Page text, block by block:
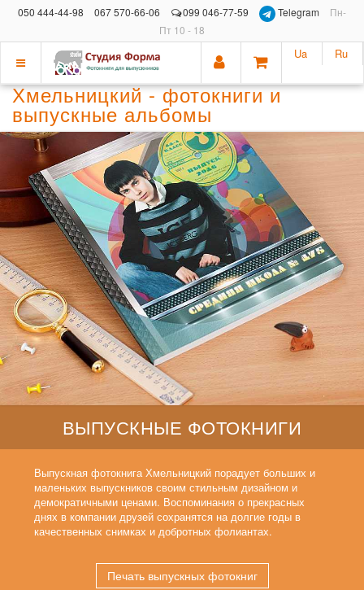
050 444-44-98 067 570-66-06 099 046-77-59 Telegram
Пн-
Пт 10 - 18
Показать
меню
Ua Ru
Хмельницкий - фотокниги и
выпускные альбомы
ВЫПУСКНЫЕ ФОТОКНИГИ
Выпускная фотокнига Хмельницкий порадует больших и
маленьких выпускников своим стильным дизайном и
демократичными ценами. Воспоминания о прекрасных
днях в компании друзей сохранятся на долгие годы в
качественных снимках и добротных фолиантах.
Печать выпускных фотокниг